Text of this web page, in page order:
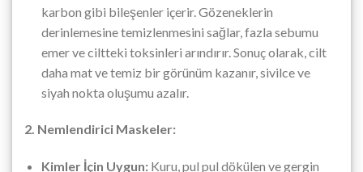
karbon gibi bileşenler içerir. Gözeneklerin
derinlemesine temizlenmesini sağlar, fazla sebumu
emer ve ciltteki toksinleri arındırır. Sonuç olarak, cilt
daha mat ve temiz bir görünüm kazanır, sivilce ve
siyah nokta oluşumu azalır.
2. Nemlendirici Maskeler:
Kimler İçin Uygun:Kuru, pul pul dökülen ve gergin